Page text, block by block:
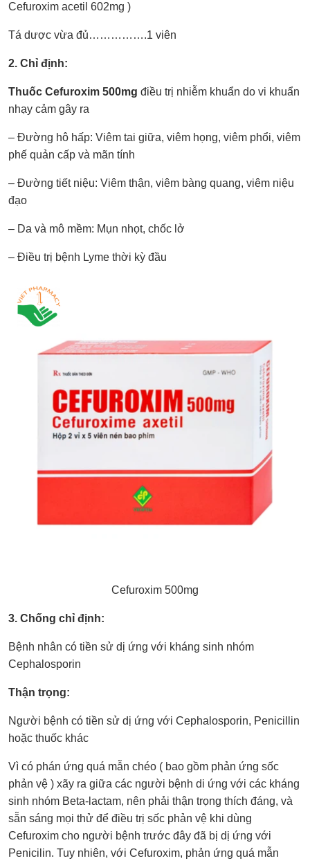
Cefuroxim acetil 602mg )
Tá dược vừa đủ…………….1 viên
2. Chỉ định:
Thuốc Cefuroxim 500mg điều trị nhiễm khuẩn do vi khuẩn
nhạy cảm gây ra
– Đường hô hấp: Viêm tai giữa, viêm họng, viêm phổi, viêm
phế quản cấp và mãn tính
– Đường tiết niệu: Viêm thận, viêm bàng quang, viêm niệu
đạo
– Da và mô mềm: Mụn nhọt, chốc lở
– Điều trị bệnh Lyme thời kỳ đầu
Cefuroxim 500mg
3. Chống chỉ định:
Bệnh nhân có tiền sử dị ứng với kháng sinh nhóm
Cephalosporin
Thận trọng:
Người bệnh có tiền sử dị ứng với Cephalosporin, Penicillin
hoặc thuốc khác
Vì có phán ứng quá mẫn chéo ( bao gồm phản ứng sốc
phản vệ ) xãy ra giữa các người bệnh di ứng với các kháng
sinh nhóm Beta-lactam, nên phải thận trọng thích đáng, và
sẵn sáng mọi thử để điều trị sốc phản vệ khi dùng
Cefuroxim cho người bệnh trước đây đã bị dị ứng với
Penicilin. Tuy nhiên, với Cefuroxim, phản ứng quá mẫn